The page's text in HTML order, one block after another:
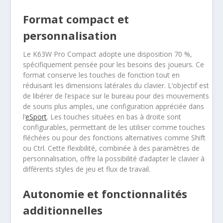
Format compact et
personnalisation
Le K63W Pro Compact adopte une disposition 70 %,
spécifiquement pensée pour les besoins des joueurs. Ce
format conserve les touches de fonction tout en
réduisant les dimensions latérales du clavier. L’objectif est
de libérer de l’espace sur le bureau pour des mouvements
de souris plus amples, une configuration appréciée dans
l’eSport. Les touches situées en bas à droite sont
configurables, permettant de les utiliser comme touches
fléchées ou pour des fonctions alternatives comme Shift
ou Ctrl. Cette flexibilité, combinée à des paramètres de
personnalisation, offre la possibilité d’adapter le clavier à
différents styles de jeu et flux de travail.
Autonomie et fonctionnalités
additionnelles